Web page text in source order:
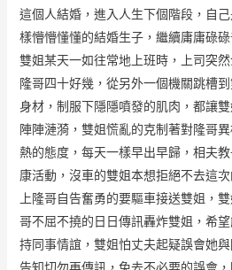
這個人結婚，進入人生下個階段，自
樣懵懵懂懂的結婚生子，繼續庸庸碌碌
雙姐某天一如往常地上班時，上司突
隆哥四十好幾，從另外一個機關跳槽
身材，制服下隱隱噴發的肌肉，都讓
陣陣漣漪，雙姐慌亂的克制著對隆哥
熱的態度，每天一樣早出早歸，相夫
康活動，沒車的雙姐本想拒絕不去這
上隆哥自告奮勇的要驅車接送雙姐，
哥不屈不撓的日日傳訊轟炸雙姐，希
持同事情誼，雙姐怕丈夫起疑誤會她
告知切勿再傳訊，免去不必要的誤會